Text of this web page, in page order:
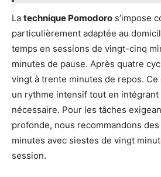
La technique Pomodoro s’impose
particulièrement adaptée au
temps en sessions de vingt-cinq
minutes de pause. Après quatre
vingt à trente minutes de repos. Ce
un rythme intensif tout en
nécessaire. Pour les tâches
profonde, nous recommandons
minutes avec siestes de vingt
session.